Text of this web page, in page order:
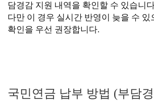
담경감 지원 내역을 확인할 수 있습니
다만 이 경우 실시간 반영이 늦을 수 있
확인을 우선 권장합니다.
국민연금 납부 방법 (부담